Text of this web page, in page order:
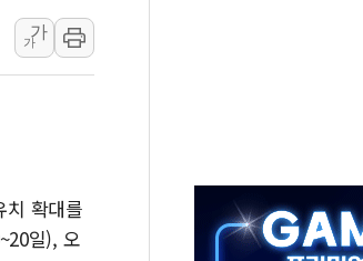
른 글로벌 투자 정보 GAM - 맛보기편 (8/6)
그린비파트너스 흡수합병…비대면 영상서비스 경쟁력
재단, 임직원 가족 직업체험 프로그램 진행
친청' 경선 과열...민주당 선관위 "불법 선거운동·방
지층·무당층 1순위 선호도, 정청래 39.9% 김민석
대표 "AIDC 경쟁력 높이기 위해 그룹 역량 결집해
가
가
치 확대를
일), 오